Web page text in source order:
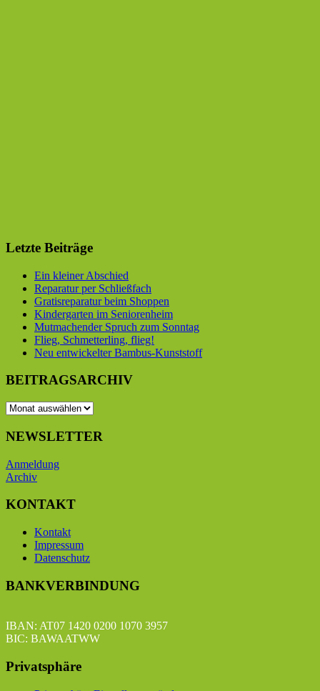
Letzte Beiträge
Ein kleiner Abschied
Reparatur per Schließfach
Gratisreparatur beim Shoppen
Kindergarten im Seniorenheim
Mutmachender Spruch zum Sonntag
Flieg, Schmetterling, flieg!
Neu entwickelter Bambus-Kunststoff
BEITRAGSARCHIV
BEITRAGSARCHIV
NEWSLETTER
Anmeldung
Archiv
KONTAKT
Kontakt
Impressum
Datenschutz
BANKVERBINDUNG
IBAN: AT07 1420 0200 1070 3957
BIC: BAWAATWW
Privatsphäre